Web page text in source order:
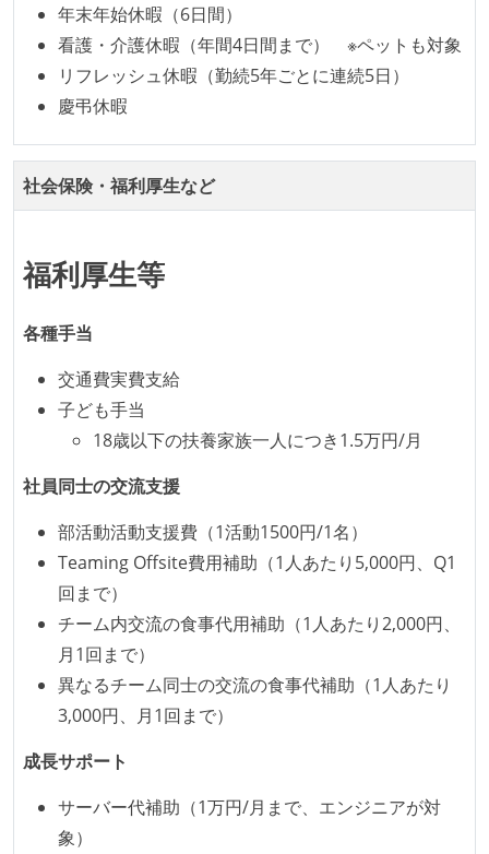
メンバーの多様性
外国籍の開発メンバーがいる
待遇・福利厚生
ストックオプションまたは自社株購入支援制度がある
職業安定法に対応する記載事項
年末年始休暇（6日間）
看護・介護休暇（年間4日間まで） ※ペットも対象
リフレッシュ休暇（勤続5年ごとに連続5日）
慶弔休暇
社会保険・福利厚生など
福利厚生等
各種手当
交通費実費支給
子ども手当
18歳以下の扶養家族一人につき1.5万円/月
社員同士の交流支援
部活動活動支援費（1活動1500円/1名）
Teaming Offsite費用補助（1人あたり5,000円、Q1
回まで）
チーム内交流の食事代用補助（1人あたり2,000円、
月1回まで）
異なるチーム同士の交流の食事代補助（1人あたり
3,000円、月1回まで）
成長サポート
サーバー代補助（1万円/月まで、エンジニアが対
象）